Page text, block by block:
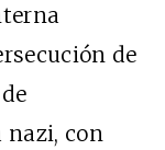
de
nazi, con